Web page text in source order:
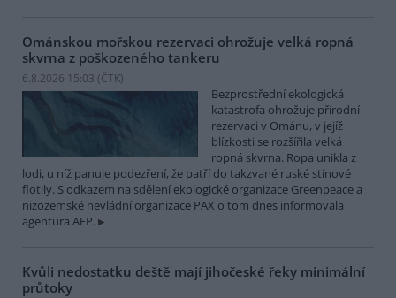
Ománskou mořskou rezervaci ohrožuje velká ropná
skvrna z poškozeného tankeru
6.8.2026 15:03 (ČTK)
Bezprostřední ekologická
katastrofa ohrožuje přírodní
rezervaci v Ománu, v jejíž
blízkosti se rozšířila velká
ropná skvrna. Ropa unikla z
lodi, u níž panuje podezření, že patří do takzvané ruské stínové
flotily. S odkazem na sdělení ekologické organizace Greenpeace a
nizozemské nevládní organizace PAX o tom dnes informovala
agentura AFP.
Kvůli nedostatku deště mají jihočeské řeky minimální
průtoky